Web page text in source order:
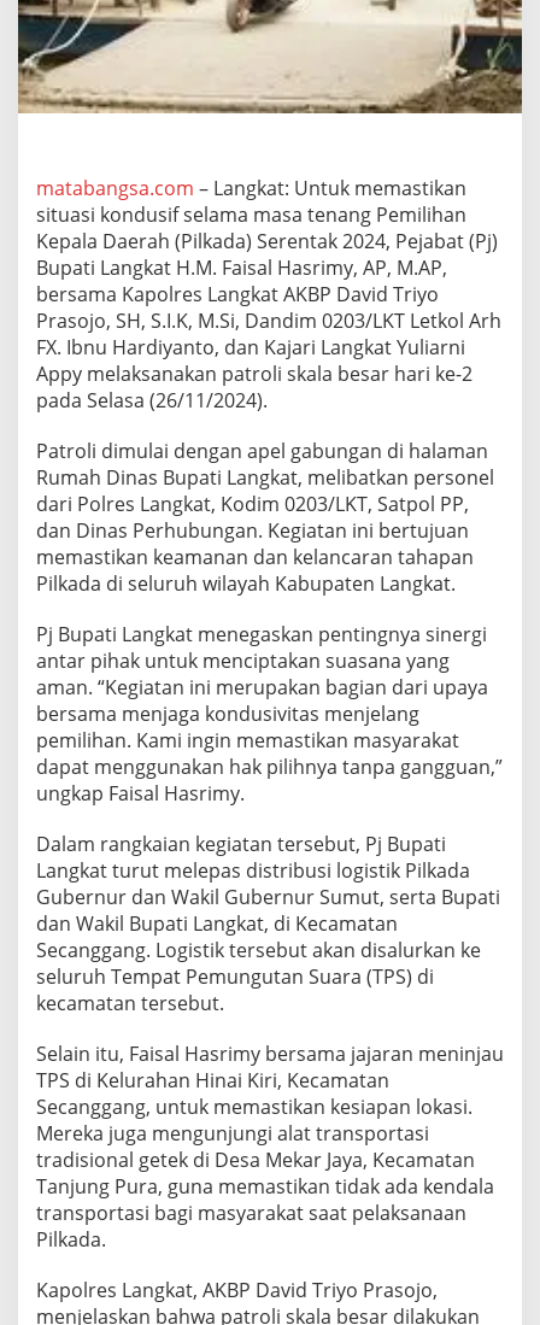
a
l
s
r
y
P
i
m
p
i
n
P
a
t
r
l
i
S
k
a
l
a
B
s
a
r
P
a
s
t
i
a
n
K
e
a
m
n
P
k
a
d
a
S
e
n
t
matabangsa.com – Langkat: Untuk memastikan
situasi kondusif selama masa tenang Pemilihan
Kepala Daerah (Pilkada) Serentak 2024, Pejabat (Pj)
Bupati Langkat H.M. Faisal Hasrimy, AP, M.AP,
bersama Kapolres Langkat AKBP David Triyo
Prasojo, SH, S.I.K, M.Si, Dandim 0203/LKT Letkol Arh
FX. Ibnu Hardiyanto, dan Kajari Langkat Yuliarni
Appy melaksanakan patroli skala besar hari ke-2
pada Selasa (26/11/2024).
Patroli dimulai dengan apel gabungan di halaman
Rumah Dinas Bupati Langkat, melibatkan personel
dari Polres Langkat, Kodim 0203/LKT, Satpol PP,
dan Dinas Perhubungan. Kegiatan ini bertujuan
memastikan keamanan dan kelancaran tahapan
Pilkada di seluruh wilayah Kabupaten Langkat.
Pj Bupati Langkat menegaskan pentingnya sinergi
antar pihak untuk menciptakan suasana yang
aman. “Kegiatan ini merupakan bagian dari upaya
bersama menjaga kondusivitas menjelang
pemilihan. Kami ingin memastikan masyarakat
dapat menggunakan hak pilihnya tanpa gangguan,”
ungkap Faisal Hasrimy.
Dalam rangkaian kegiatan tersebut, Pj Bupati
Langkat turut melepas distribusi logistik Pilkada
Gubernur dan Wakil Gubernur Sumut, serta Bupati
dan Wakil Bupati Langkat, di Kecamatan
Secanggang. Logistik tersebut akan disalurkan ke
seluruh Tempat Pemungutan Suara (TPS) di
kecamatan tersebut.
Selain itu, Faisal Hasrimy bersama jajaran meninjau
TPS di Kelurahan Hinai Kiri, Kecamatan
Secanggang, untuk memastikan kesiapan lokasi.
Mereka juga mengunjungi alat transportasi
tradisional getek di Desa Mekar Jaya, Kecamatan
Tanjung Pura, guna memastikan tidak ada kendala
transportasi bagi masyarakat saat pelaksanaan
Pilkada.
Kapolres Langkat, AKBP David Triyo Prasojo,
menjelaskan bahwa patroli skala besar dilakukan